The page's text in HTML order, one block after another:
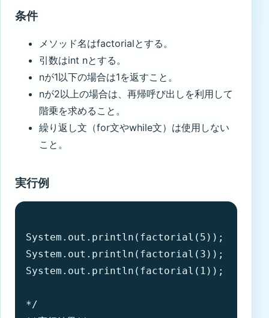
条件
メソッド名はfactorialとする。
引数はint nとする。
nが1以下の場合は1を返すこと。
nが2以上の場合は、再帰呼び出しを利用して
階乗を求めること。
繰り返し文（for文やwhile文）は使用しない
こと。
実行例
System.out.println(factorial(5));
System.out.println(factorial(3));
System.out.println(factorial(1));
*/